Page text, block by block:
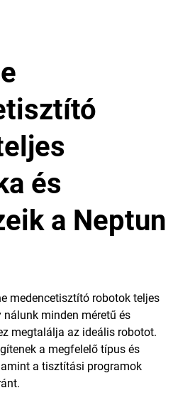
és
a Neptun
medencetisztító robotok teljes
minden méretű és
megtalálja az ideális robotot.
a megfelelő típus és
a tisztítási programok